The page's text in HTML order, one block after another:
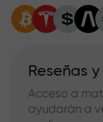
Reseñas
Acceso a
ayudarán a